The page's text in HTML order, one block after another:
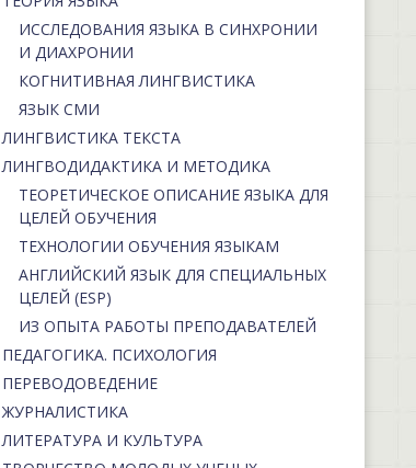
ИССЛЕДОВАНИЯ ЯЗЫКА В СИНХРОНИИ
И ДИАХРОНИИ
КОГНИТИВНАЯ ЛИНГВИСТИКА
ЯЗЫК СМИ
ЛИНГВИСТИКА ТЕКСТА
ЛИНГВОДИДАКТИКА И МЕТОДИКА
ТЕОРЕТИЧЕСКОЕ ОПИСАНИЕ ЯЗЫКА ДЛЯ
ЦЕЛЕЙ ОБУЧЕНИЯ
ТЕХНОЛОГИИ ОБУЧЕНИЯ ЯЗЫКАМ
АНГЛИЙСКИЙ ЯЗЫК ДЛЯ СПЕЦИАЛЬНЫХ
ЦЕЛЕЙ (ESP)
ИЗ ОПЫТА РАБОТЫ ПРЕПОДАВАТЕЛЕЙ
ПЕДАГОГИКА. ПСИХОЛОГИЯ
ПЕРЕВОДОВЕДЕНИЕ
ЖУРНАЛИСТИКА
ЛИТЕРАТУРА И КУЛЬТУРА